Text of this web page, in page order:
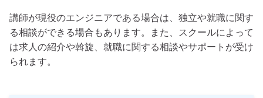
講師が現役のエンジニアである場合は、独立や就職に関す
る相談ができる場合もあります。また、スクールによって
は求人の紹介や斡旋、就職に関する相談やサポートが受け
られます。